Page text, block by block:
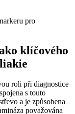
klíčového
roli při diagnostice
s touto
a je způsobena
považována